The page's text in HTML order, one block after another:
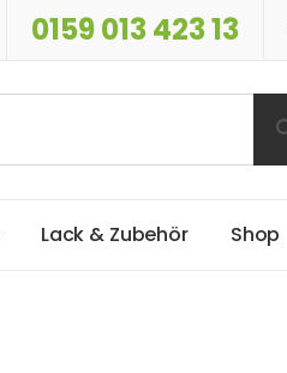
0159 013 423 13
Lack & Zubehör Shop